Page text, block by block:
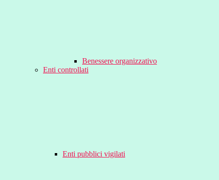
Benessere organizzativo
Enti controllati
Enti pubblici vigilati